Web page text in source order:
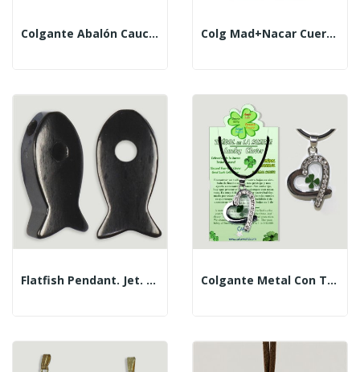
Colgante Abalón Caucho Cabeza Caballo Colg Mad+nacar Cuerda Mod 06 48cm
Flatfish Pendant. Jet. 10 X 21 Mm. Colgante Metal Con Trébol. Modelo Corazon Con Circ